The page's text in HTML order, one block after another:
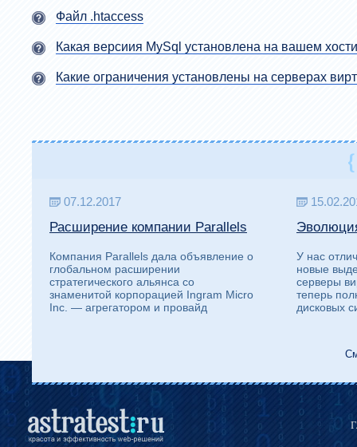
Файл .htaccess
Какая версиия MySql установлена на вашем
Какие ограничения установлены на серверах
{
07.12.2017
Расширение компании Parallels
Компания Parallels дала объявление о
глобальном расширении
стратегического альянса со
знаменитой корпорацией Ingram Micro
Inc. — агрегатором и провайд
У нас
новые
серверы
теперь
дисковых